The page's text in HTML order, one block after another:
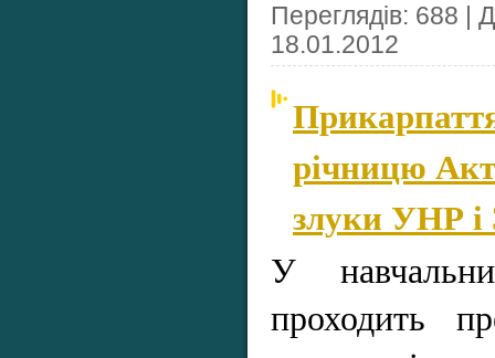
Переглядів: 688 |
18.01.2012
річницю
злуки УНР
У
проходить